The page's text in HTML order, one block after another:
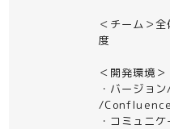
＜チーム＞
度
＜開発環
・バージョ
/
・コミュニ